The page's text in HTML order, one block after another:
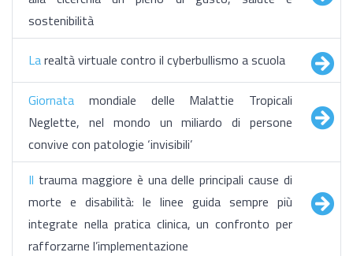
sostenibilità
Larealtà virtuale contro il cyberbullismo a scuola
Giornata mondiale delle Malattie Tropicali
Neglette, nel mondo un miliardo di persone
convive con patologie ‘invisibili’
Il trauma maggiore è una delle principali cause di
morte e disabilità: le linee guida sempre più
integrate nella pratica clinica, un confronto per
rafforzarne l’implementazione